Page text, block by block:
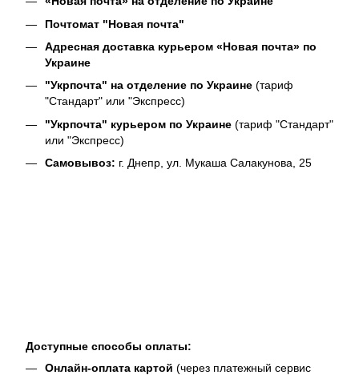
Почтомат "Новая почта"
Адресная доставка курьером «Новая почта» по
Украине
"Укрпочта" на отделение по Украине (тариф
"Стандарт" или "Экспресс)
"Укрпочта" курьером по Украине (тариф "Стандарт"
или "Экспресс)
Самовывоз: г. Днепр, ул. Мукаша Салакунова, 25
Доступные способы оплаты:
Онлайн-оплата картой (через платежный сервис